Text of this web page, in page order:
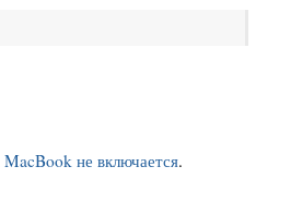
MacBook не включается.